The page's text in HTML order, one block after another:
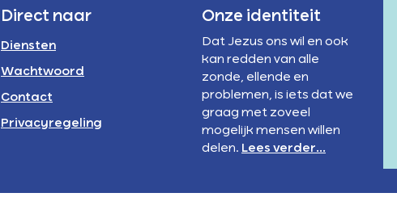
Direct naar
Diensten
Wachtwoord
Contact
Privacyregeling
Onze identiteit
Dat Jezus ons wil en ook
kan redden van alle
zonde, ellende en
problemen, is iets dat we
graag met zoveel
mogelijk mensen willen
delen. Lees verder...